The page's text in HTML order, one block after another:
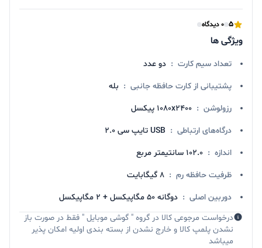
5 0 دیدگاه
ویژگی ها
تعداد سیم کارت : دو عدد
پشتیبانی از کارت حافظه جانبی : بله
رزولوشن : 1080x2400 پیکسل
درگاه‌های ارتباطی : USB تایپ سی 2.0
اندازه : 102.0 سانتیمتر مربع
ظرفیت حافظه رم : 8 گیگابایت
دوربین اصلی : دوگانه 50 مگاپیکسل + 2 مگاپیکسل
درخواست مرجوعی کالا در گروه " گوشی موبایل " فقط در صورت باز
نشدن پلمپ کالا و خارج نشدن از بسته بندی اولیه امکان پذیر
میباشد